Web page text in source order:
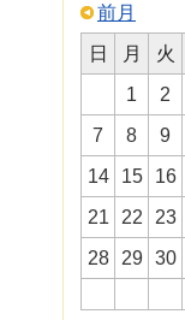
前月
日
月 火
1
2
7
8 9
14
15 16
21
22 23
28
29 30